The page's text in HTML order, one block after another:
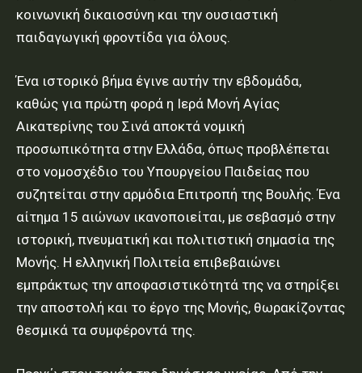
κοινωνική δικαιοσύνη και την ουσιαστική
παιδαγωγική φροντίδα για όλους.
Ένα ιστορικό βήμα έγινε αυτήν την εβδομάδα,
καθώς για πρώτη φορά η Ιερά Μονή Αγίας
Αικατερίνης του Σινά αποκτά νομική
προσωπικότητα στην Ελλάδα, όπως προβλέπεται
στο νομοσχέδιο του Υπουργείου Παιδείας που
συζητείται στην αρμόδια Επιτροπή της Βουλής. Ένα
αίτημα 15 αιώνων ικανοποιείται, με σεβασμό στην
ιστορική, πνευματική και πολιτιστική σημασία της
Μονής. Η ελληνική Πολιτεία επιβεβαιώνει
εμπράκτως την αποφασιστικότητά της να στηρίξει
την αποστολή και το έργο της Μονής, θωρακίζοντας
θεσμικά τα συμφέροντά της.